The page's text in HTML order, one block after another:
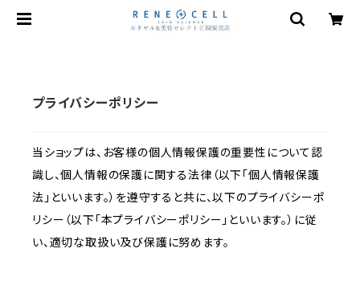
プライバシーポリシー
当ショップは、お客様の個人情報保護の重要性について認
識し、個人情報の保護に関する法律（以下「個人情報保護
法」といいます。）を遵守すると共に、以下のプライバシーポ
リシー（以下「本プライバシーポリシー」といいます。）に従
い、適切な取扱い及び保護に努めます。